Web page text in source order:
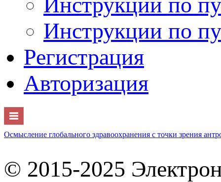
Инструкции по
Регистрация
Авторизация
Осмысление глобального здравоохранения с точки зрения
© 2015-2025